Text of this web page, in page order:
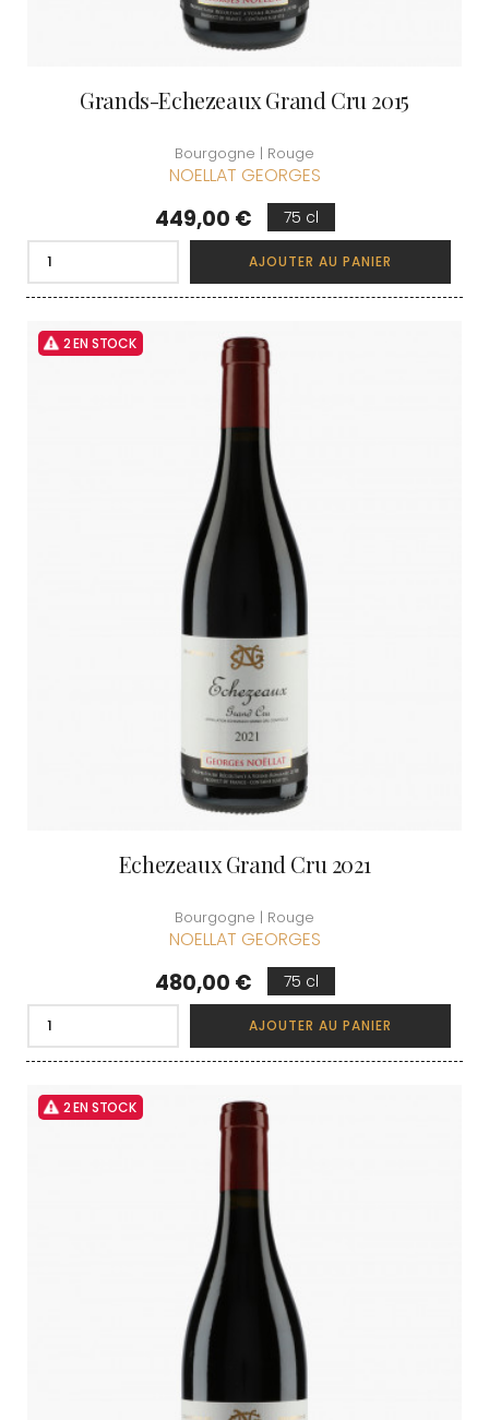
Grands-Echezeaux Grand Cru 2015
Bourgogne | Rouge
NOELLAT GEORGES
Prix
449,00 € 75 cl
AJOUTER AU PANIER
2 EN STOCK
Echezeaux Grand Cru 2021
Bourgogne | Rouge
NOELLAT GEORGES
Prix
480,00 € 75 cl
AJOUTER AU PANIER
2 EN STOCK